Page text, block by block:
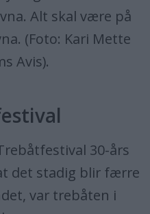
Alt skal være på
(Foto: Kari Mette
Avis).
30-års
det stadig blir færre
var trebåten i